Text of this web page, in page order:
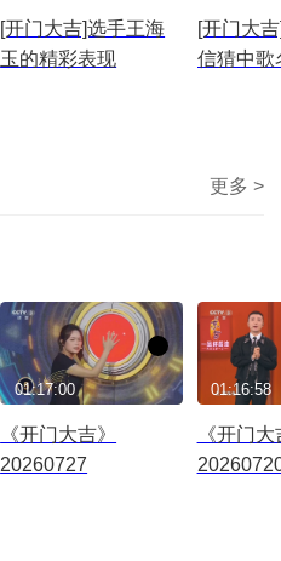
[开门大吉]选手王海
玉的精彩表现
[开门大
信猜中歌
更多 >
《开门大吉》
20260727
01:17:00
《开门
01:16:58